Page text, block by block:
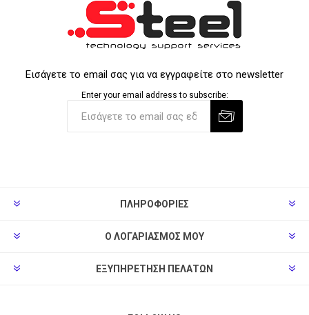
Εισάγετε το email σας για να εγγραφείτε στο newsletter
Enter your email address to subscribe:
ΠΛΗΡΟΦΟΡΊΕΣ
Ο ΛΟΓΑΡΙΑΣΜΌΣ ΜΟΥ
ΕΞΥΠΗΡΈΤΗΣΗ ΠΕΛΑΤΏΝ